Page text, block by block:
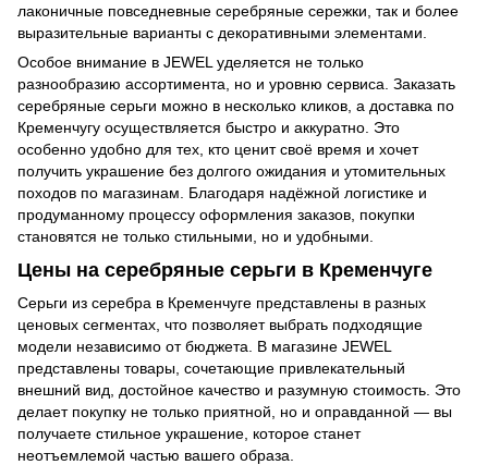
лаконичные повседневные серебряные сережки, так и более
выразительные варианты с декоративными элементами.
Особое внимание в JEWEL уделяется не только
разнообразию ассортимента, но и уровню сервиса. Заказать
серебряные серьги можно в несколько кликов, а доставка по
Кременчугу осуществляется быстро и аккуратно. Это
особенно удобно для тех, кто ценит своё время и хочет
получить украшение без долгого ожидания и утомительных
походов по магазинам. Благодаря надёжной логистике и
продуманному процессу оформления заказов, покупки
становятся не только стильными, но и удобными.
Цены на серебряные серьги в Кременчуге
Серьги из серебра в Кременчуге представлены в разных
ценовых сегментах, что позволяет выбрать подходящие
модели независимо от бюджета. В магазине JEWEL
представлены товары, сочетающие привлекательный
внешний вид, достойное качество и разумную стоимость. Это
делает покупку не только приятной, но и оправданной — вы
получаете стильное украшение, которое станет
неотъемлемой частью вашего образа.